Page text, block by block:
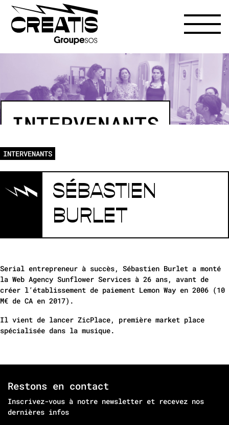
INTERVENANTS
INTERVENANTS
SÉBASTIEN
BURLET
Serial entrepreneur à succès, Sébastien Burlet a monté
la Web Agency Sunflower Services à 26 ans, avant de
créer l’établissement de paiement Lemon Way en 2006 (10
M€ de CA en 2017).
Il vient de lancer ZicPlace, première market place
spécialisée dans la musique.
Restons en contact
Inscrivez-vous à notre newsletter et recevez nos
dernières infos